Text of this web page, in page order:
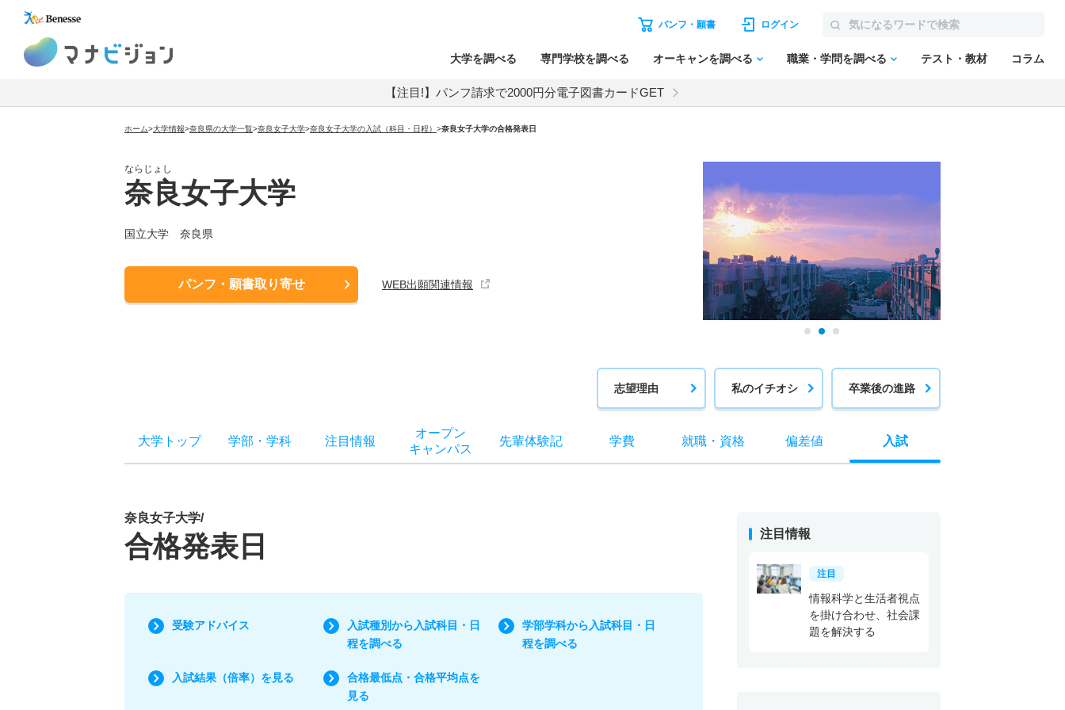
パンフ・願書 ログイン
大学を調べる 専門学校を調べる オーキャンを調べる 職業・学問を調べる テスト・教材 コラム
【注目!】パンフ請求で2000円分電子図書カードGET
ホーム>大学情報>奈良県の大学一覧>奈良女子大学>奈良女子大学の入試（科目・日程） >奈良女子大学の合格発表日
ならじょし
奈良女子大学
国立大学 奈良県
パンフ・願書取り寄せ WEB出願関連情報
志望理由 私のイチオシ 卒業後の進路
大学トップ 学部 ・ 学科 注目情報
オープン
キャンパス
先輩体験記 学費 就職・ 資格 偏差値 入試
奈良女子大学/
合格発表日
受験アドバイス
入試種別から入試科目・日
程を調べる
学部学科から入試科目・日
程を調べる
入試結果（倍率）を見る
合格最低点・合格平均点を
見る
注目情報
注目
情報科学と生活者視点
を掛け合わせ、社会課
題を解決する